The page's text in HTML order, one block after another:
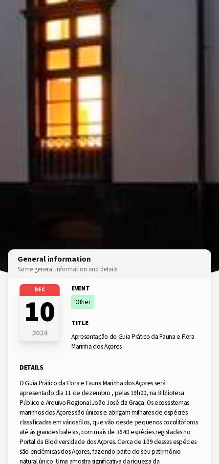
General information
Some general information and details
DEC
10
2024
EVENT
Other
TITLE
Apresentação do Guia Prático da Fauna e Flora
Marinha dos Açores
DETAILS
O Guia Prático da Flora e Fauna Marinha dos Açores será
apresentado dia 11 de dezembro , pelas 19h00, na Biblioteca
Público e Arquivo Regional João José da Graça. Os ecossistemas
marinhos dos Açores são únicos e abrigam milhares de espécies
classificadas em vários filos, que vão desde pequenos cocolitóforos
até às grandes baleias, com mais de 3640 espécies registadas no
Portal da Biodiversidade dos Açores. Cerca de 109 dessas espécies
são endémicas dos Açores, fazendo parte do seu património
natural único. Uma amostra significativa da riqueza da